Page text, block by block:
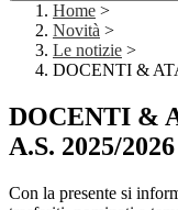
Home >
Novità >
Le notizie >
DOCENTI &
DOCENTI &
A.S. 2025/2026
Con la presente si